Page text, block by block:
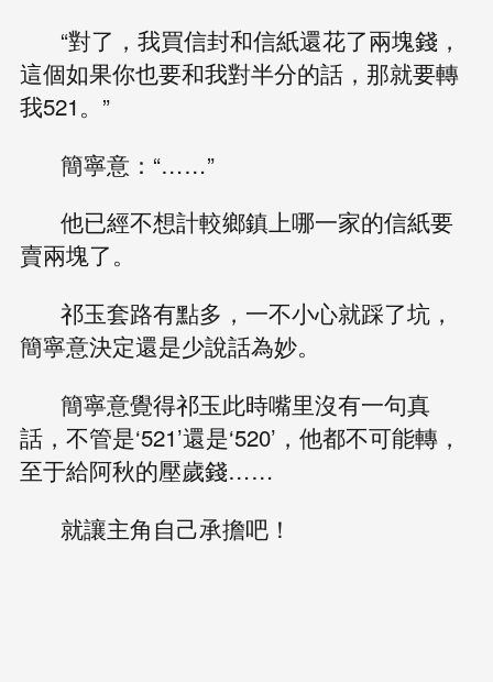
“對了，我買信封和信紙還花了兩塊錢，
這個如果你也要和我對半分的話，那就要轉
我521。”
簡寧意：“……”
他已經不想計較鄉鎮上哪一家的信紙要
賣兩塊了。
祁玉套路有點多，一不小心就踩了坑，
簡寧意決定還是少說話為妙。
簡寧意覺得祁玉此時嘴里沒有一句真
話，不管是‘521’還是‘520’，他都不可能轉，
至于給阿秋的壓歲錢……
就讓主角自己承擔吧！